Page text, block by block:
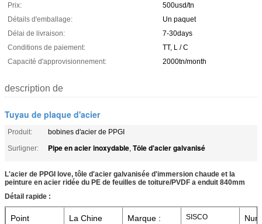
Prix:
500usd/tn
Détails d'emballage:
Un paquet
Délai de livraison:
7-30days
Conditions de paiement:
TT, L / C
Capacité d'approvisionnement:
2000tn/month
description de
Tuyau de plaque d'acier
Produit:
bobines d'acier de PPGI
Surligner:
Pipe en acier inoxydable, Tôle d'acier galvanisé
L'acier de PPGI love, tôle d'acier galvanisée d'immersion chaude et la
peinture en acier ridée du PE de feuilles de toiture/PVDF a enduit 840mm
Détail rapide :
Point
La Chine
Marque : SISCO